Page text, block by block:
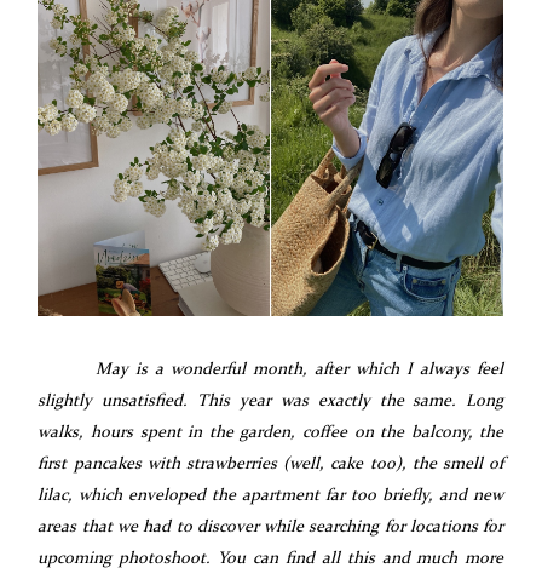
May is a wonderful month, after which I always feel
slightly unsatisfied. This year was exactly the same. Long
walks, hours spent in the garden, coffee on the balcony, the
first pancakes with strawberries (well, cake too), the smell of
lilac, which enveloped the apartment far too briefly, and new
areas that we had to discover while searching for locations for
upcoming photoshoot. You can find all this and much more